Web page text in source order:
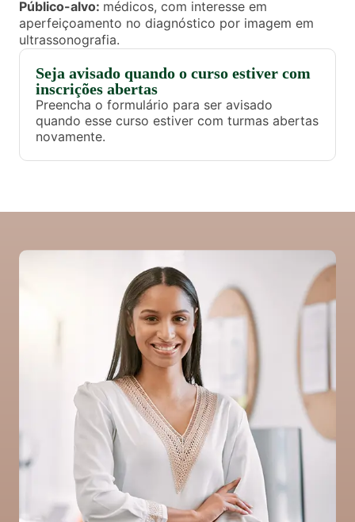
Público-alvo: médicos, com interesse em
aperfeiçoamento no diagnóstico por imagem em
ultrassonografia.
Seja avisado quando o curso estiver com
inscrições abertas
Preencha o formulário para ser avisado
quando esse curso estiver com turmas abertas
novamente.